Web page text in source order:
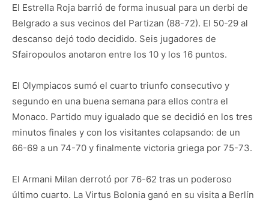
El Estrella Roja barrió de forma inusual para un derbi de
Belgrado a sus vecinos del Partizan (88-72). El 50-29 al
descanso dejó todo decidido. Seis jugadores de
Sfairopoulos anotaron entre los 10 y los 16 puntos.
El Olympiacos sumó el cuarto triunfo consecutivo y
segundo en una buena semana para ellos contra el
Monaco. Partido muy igualado que se decidió en los tres
minutos finales y con los visitantes colapsando: de un
66-69 a un 74-70 y finalmente victoria griega por 75-73.
El Armani Milan derrotó por 76-62 tras un poderoso
último cuarto. La Virtus Bolonia ganó en su visita a Berlín